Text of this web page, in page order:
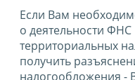
Если Вам
о деятельности
территориальных
получить
налогообложения -